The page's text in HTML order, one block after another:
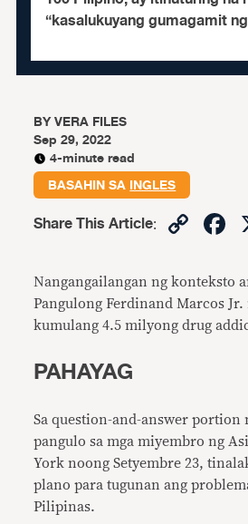
“kasalukuyang gumagamit
BYVERA FILES
Sep 29, 2022
4-minute read
BASAHIN SAINGLES
Share This Article:
Nangangailangan ng konteksto
Pangulong Ferdinand Marcos
kumulang 4.5 milyong drug
PAHAYAG
Sa question-and-answer portion
pangulo sa mga miyembro ng
York noong Setyembre 23,
plano para tugunan ang
Pilipinas.